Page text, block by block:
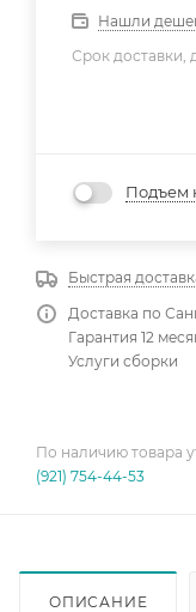
Нашли
Срок доставки,
Подъем
Быстрая
Доставка по
Гарантия 12
Услуги сборки
По наличию товара
(921) 754-44-53
ОПИСАНИЕ